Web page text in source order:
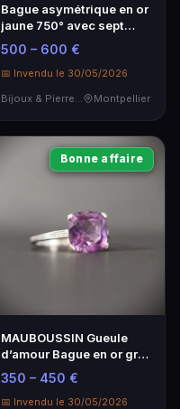
Bague asymétrique en or
jaune 750° avec sept
émeraudes
500 – 600 €
📅 Invendu le 30/05/2026
Montpellier
Bonne affaire
MAUBOUSSIN Gueule
d’amour Bague en or gris
750
350 – 450 €
📅 Invendu le 30/05/2026